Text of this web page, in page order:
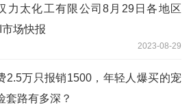
力太化工有限公司8月29日各地区
场快报
2023-08-29
2.5万只报销1500，年轻人爆买的宠
套路有多深？